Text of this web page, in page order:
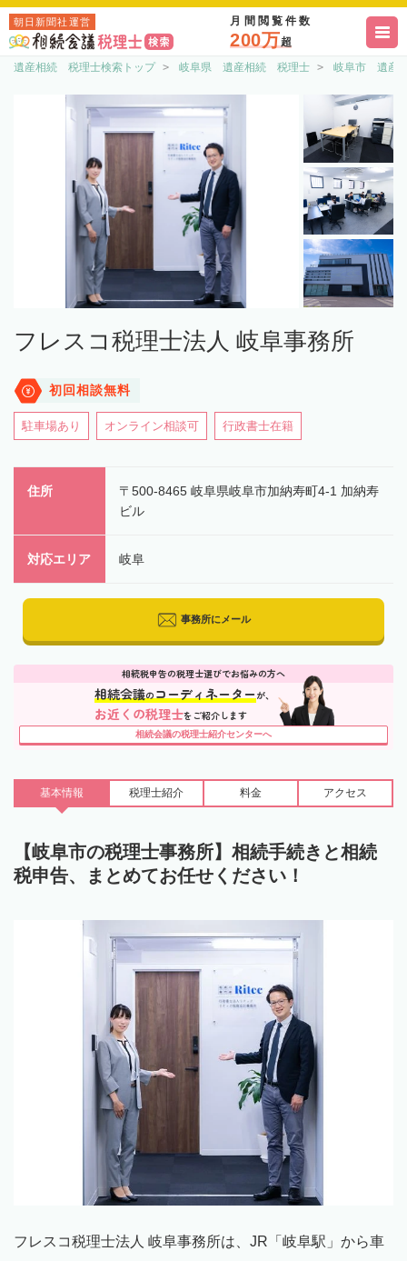
朝日新聞社運営 月間閲覧件数
200万超
遺産相続 税理士検索トップ 岐阜県 遺産相続 税理士 岐阜市 遺産
フレスコ税理士法人 岐阜事務所
初回相談無料
駐車場あり オンライン相談可 行政書士在籍
住所
〒500-8465 岐阜県岐阜市加納寿町4-1 加納寿
ビル
対応エリア 岐阜
事務所にメール
相続税申告の税理士選びでお悩みの方へ
相続会議のコーディネーターが、
お近くの税理士をご紹介します
相続会議の税理士紹介センターへ
基本情報 税理士紹介 料金 アクセス
【岐阜市の税理士事務所】相続手続きと相続
税申告、まとめてお任せください！
フレスコ税理士法人 岐阜事務所は、 JR 「岐阜駅」から車